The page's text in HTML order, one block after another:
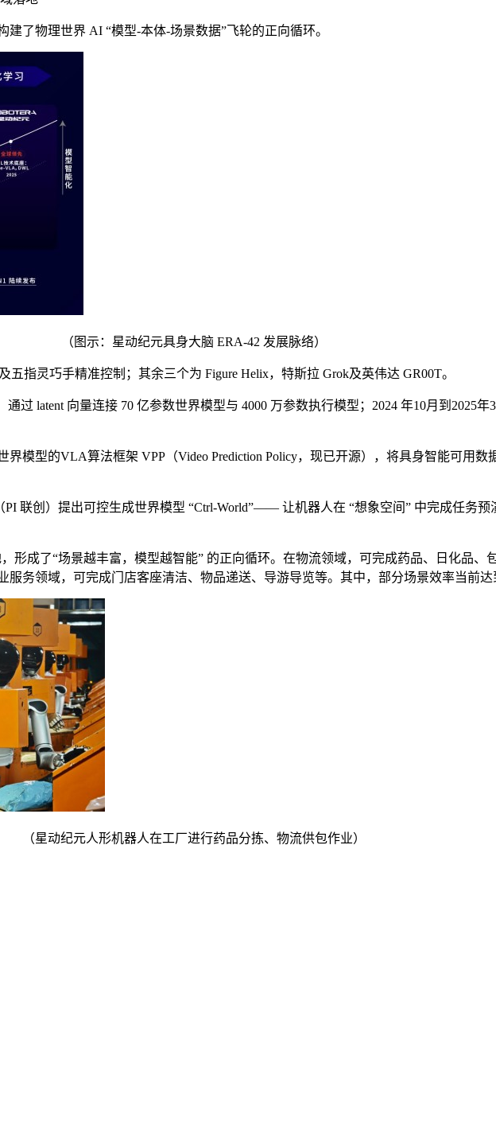
了物理世界 AI “模型-本体-场景数据”飞轮的正向循环。
（图示：星动纪元具身大脑 ERA-42 发展脉络）
指灵巧手精准控制；其余三个为 Figure Helix，特斯拉 Grok及英伟达 GR00T。
过 latent 向量连接 70 亿参数世界模型与 4000 万参数执行模型；2024 年10月到2025
模型的VLA算法框架 VPP（Video Prediction Policy，现已开源），将具身智能可用
PI 联创）提出可控生成世界模型 “Ctrl-World”—— 让机器人在 “想象空间” 中完成任务
形成了“场景越丰富，模型越智能” 的正向循环。在物流领域，可完成药品、日化品、
务领域，可完成门店客座清洁、物品递送、导游导览等。其中，部分场景效率当前达
（星动纪元人形机器人在工厂进行药品分拣、物流供包作业）